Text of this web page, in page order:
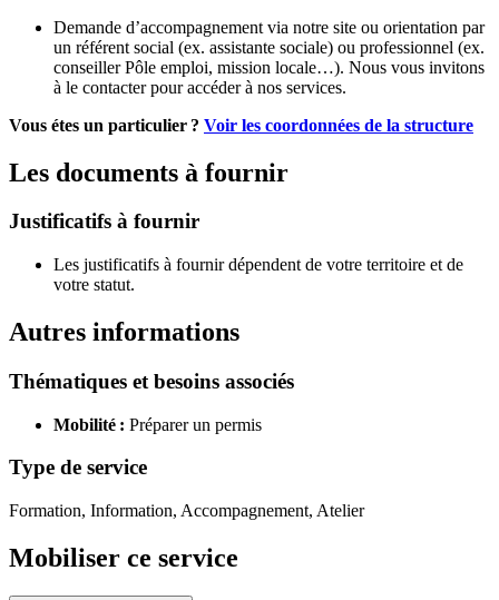
Demande d’accompagnement via notre site ou orientation par
un référent social (ex. assistante sociale) ou professionnel (ex.
conseiller Pôle emploi, mission locale…). Nous vous invitons
à le contacter pour accéder à nos services.
Vous étes un particulier ? Voir les coordonnées de la structure
Les documents à fournir
Justificatifs à fournir
Les justificatifs à fournir dépendent de votre territoire et de
votre statut.
Autres informations
Thématiques et besoins associés
Mobilité : Préparer un permis
Type de service
Formation, Information, Accompagnement, Atelier
Mobiliser ce service